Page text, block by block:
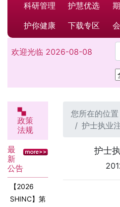
科研管理
护慧优选
护你健康
下载专区
欢迎光临 2026-08-08
政策
法规
最
新
公告
【2026
SHINC】第
您所在的位置
护士执业
护士